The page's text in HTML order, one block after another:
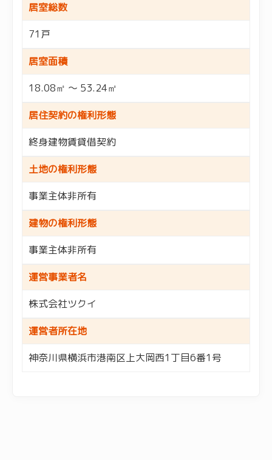
居室総数
71戸
居室面積
18.08㎡ ～ 53.24㎡
居住契約の権利形態
終身建物賃貸借契約
土地の権利形態
事業主体非所有
建物の権利形態
事業主体非所有
運営事業者名
株式会社ツクイ
運営者所在地
神奈川県横浜市港南区上大岡西1丁目6番1号